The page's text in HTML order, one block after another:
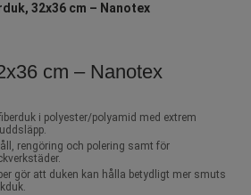
32x36 cm – Nanotex
cm – Nanotex
i polyester/polyamid med extrem
rengöring och polering samt för
gör att duken kan hålla betydligt mer smuts